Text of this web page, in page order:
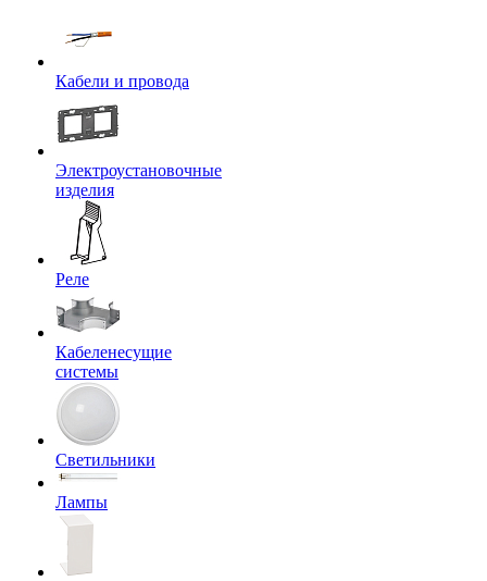
Кабели и провода
Электроустановочные
изделия
Реле
Кабеленесущие
системы
Светильники
Лампы